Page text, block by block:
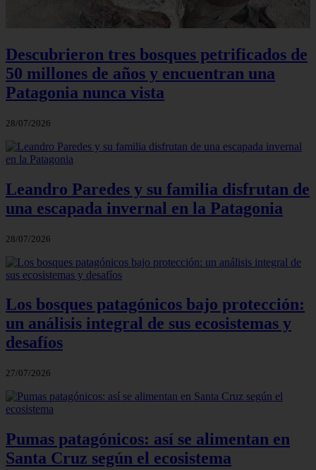
Descubrieron tres bosques petrificados de
50 millones de años y encuentran una
Patagonia nunca vista
28/07/2026
Leandro Paredes y su familia disfrutan de
una escapada invernal en la Patagonia
28/07/2026
Los bosques patagónicos bajo protección:
un análisis integral de sus ecosistemas y
desafíos
27/07/2026
Pumas patagónicos: así se alimentan en
Santa Cruz según el ecosistema